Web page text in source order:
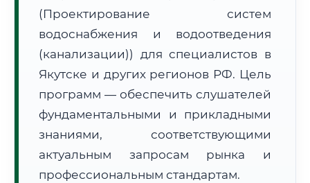
Расчет логистики оригиналов:
• Маршрут транзита:
• Экспресс-доставка СДЭК / Почтой:4–6 рабочих дней
📜 Документы и аккредитация ФИС ФРДО
(Проектирование систем
водоснабжения и водоотведения
(канализации)) для специалистов в
Якутске и других регионов РФ. Цель
программ — обеспечить слушателей
фундаментальными и прикладными
знаниями, соответствующими
актуальным запросам рынка и
профессиональным стандартам.